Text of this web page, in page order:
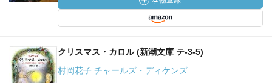
クリスマス・カロル (新潮文庫 テ-3-5)
村岡花子 チャールズ・ディケンズ